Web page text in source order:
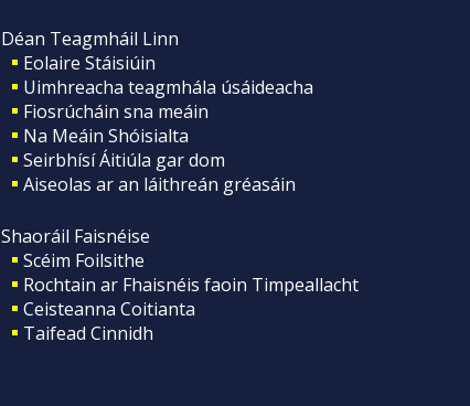
Déan Teagmháil Linn
Eolaire Stáisiúin
Uimhreacha teagmhála úsáideacha
Fiosrúcháin sna meáin
Na Meáin Shóisialta
Seirbhísí Áitiúla gar dom
Aiseolas ar an láithreán gréasáin
Shaoráil Faisnéise
Scéim Foilsithe
Rochtain ar Fhaisnéis faoin Timpeallacht
Ceisteanna Coitianta
Taifead Cinnidh